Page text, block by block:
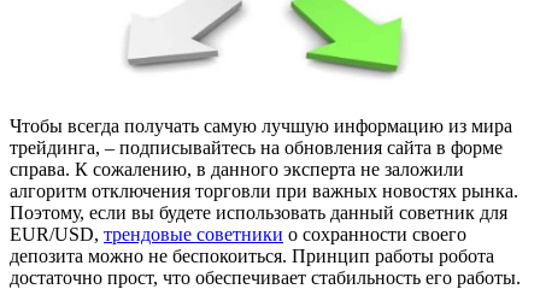
Чтобы всегда получать самую лучшую информацию из мира
трейдинга, – подписывайтесь на обновления сайта в форме
справа. К сожалению, в данного эксперта не заложили
алгоритм отключения торговли при важных новостях рынка.
Поэтому, если вы будете использовать данный советник для
EUR/USD, трендовые советники о сохранности своего
депозита можно не беспокоиться. Принцип работы робота
достаточно прост, что обеспечивает стабильность его работы.